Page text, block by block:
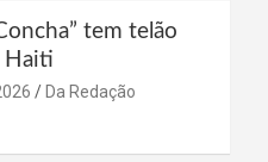
tem telão
Haiti
Da Redação